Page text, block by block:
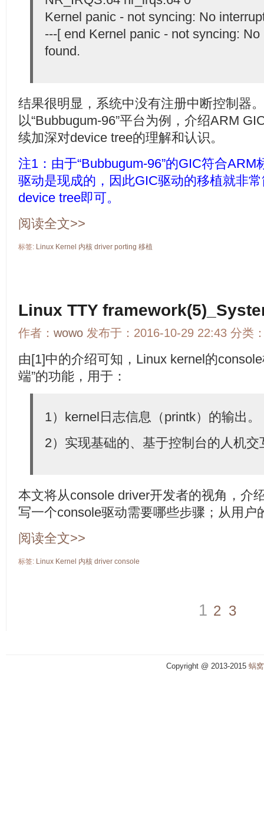
Kernel panic - not syncing: No
---[ end Kernel panic - not syncing:
found.
结果很明显，系统中没有注册中断控制器
以“Bubbugum-96”平台为例，介绍ARM
续加深对device tree的理解和认识。
注1：由于“Bubbugum-96”的GIC符合
驱动是现成的，因此GIC驱动的移植就非
device tree即可。
阅读全文>>
标签: Linux Kernel 内核 driver porting 移植
Linux TTY
作者： wowo 发布于：2016-10-29 22:43 分类
由[1]中的介绍可知，Linux kernel的
端”的功能，用于：
1）kernel日志信息（printk）的输出。
2）实现基础的、基于控制台的人机交
本文将从console driver开发者的视角，介
写一个console驱动需要哪些步骤；从用户
阅读全文>>
标签: Linux Kernel 内核 driver console
1 2 3
Copyright @ 2013-2015 蜗